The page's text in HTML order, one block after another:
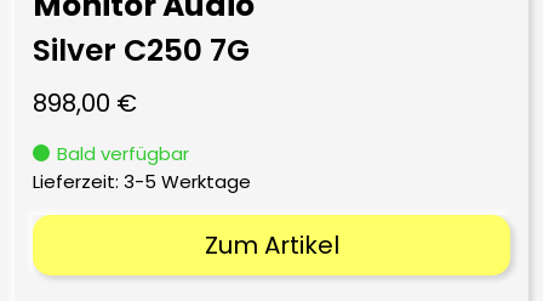
Silver C250 7G
898,00 €
Bald verfügbar
Lieferzeit: 3-5 Werktage
Zum Artikel